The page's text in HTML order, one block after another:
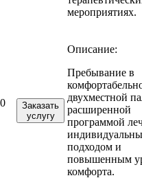
мероприятиях.
Заказать
услугу
Описание:
Пребывание в
двухместной
расширенной
программой
подходом и
повышенным
комфорта.